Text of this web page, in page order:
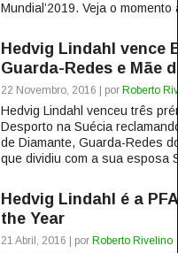
Mundial’2019. Veja o
Hedvig Lindahl vence
Guarda-Redes e Mãe
22 Novembro, 2016 | por Roberto
Hedvig Lindahl venceu três
Desporto na Suécia
de Diamante, Guarda-Redes
que dividiu com a sua esposa
Hedvig Lindahl é a
the Year
21 Abril, 2016 | por Roberto Rivelino